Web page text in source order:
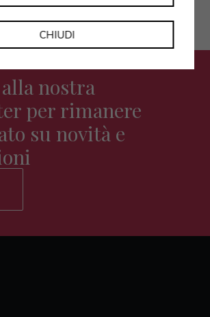
nostra
per rimanere
su novità e
CHIUDI